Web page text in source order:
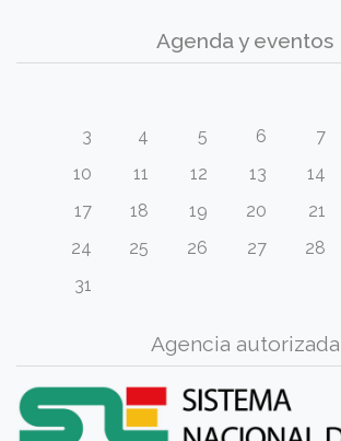
Agenda y eventos
3
4 5 6 7
10
11 12 13 14
17
18 19 20 21
24
25 26 27 28
31
Agencia autorizada